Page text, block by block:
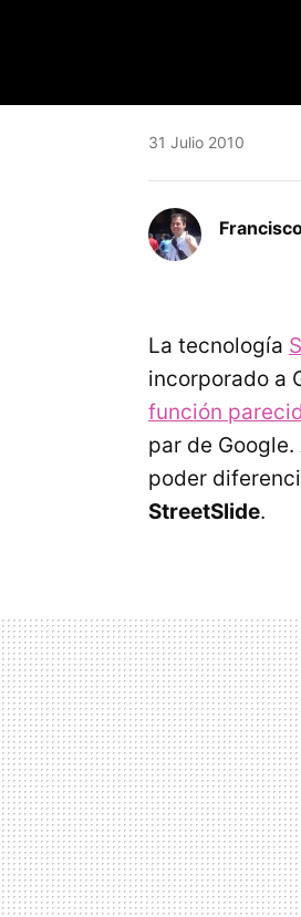
31 Julio 2010
La tecnología
incorporado a
función
par de
poder
StreetSlide.